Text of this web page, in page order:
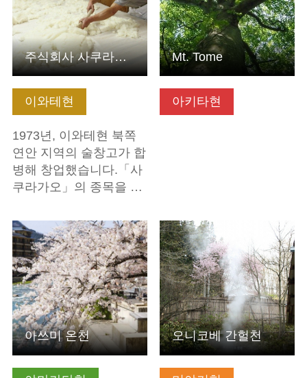
이와테현
1973년, 이와테현 북쪽
연안 지역의 술창고가 합
병해 창업했습니다.「사
쿠라가오」의 종목을 …
주식회사 사쿠라가오 주조
아키타현
Mt. Tome
기본정보 보기
아쓰미 온천
기본정보 보기
오니코베 간헐천